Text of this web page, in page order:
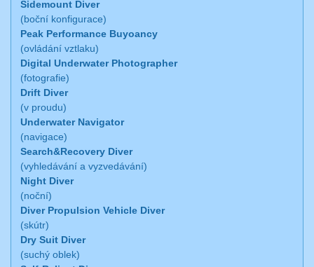
Sidemount Diver
(boční konfigurace)
Peak Performance Buyoancy
(ovládání vztlaku)
Digital Underwater Photographer
(fotografie)
Drift Diver
(v proudu)
Underwater Navigator
(navigace)
Search&Recovery Diver
(vyhledávání a vyzvedávání)
Night Diver
(noční)
Diver Propulsion Vehicle Diver
(skútr)
Dry Suit Diver
(suchý oblek)